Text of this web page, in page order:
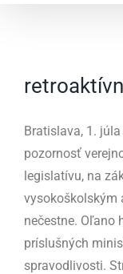
Bratislava, 1.
pozornosť
legislatívu, na
vysokoškolským
nečestne. Oľano
príslušných
spravodlivosti.